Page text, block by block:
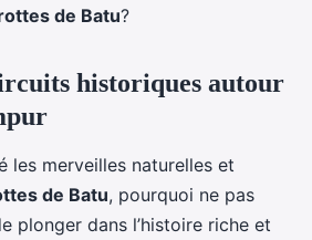
de Batu?
historiques autour
les merveilles naturelles et
de Batu, pourquoi ne pas
plonger dans l’histoire riche et